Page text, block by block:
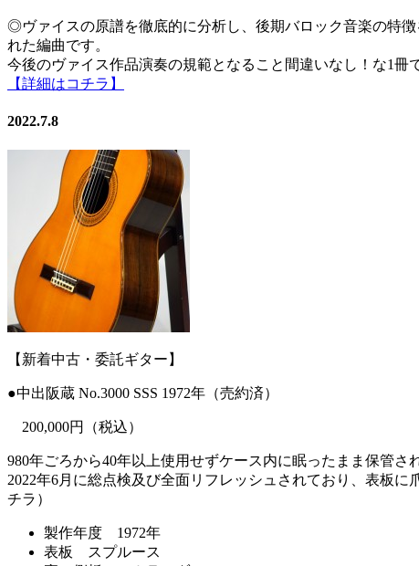
◎ヴァイスの原譜を徹底的に分析し、後期バロック音楽の特
れた編曲です。
今後のヴァイス作品演奏の規範となること間違いなし！な1冊
【詳細はコチラ】
2022.7.8
【新着中古・委託ギター】
●中出阪蔵 No.3000 SSS 1972年（売約済）
200,000円（税込）
980年ごろから40年以上使用せずケース内に眠ったまま保管さ
2022年6月に総点検及び全面リフレッシュされており、表板
チラ）
製作年度 1972年
表板 スプルース